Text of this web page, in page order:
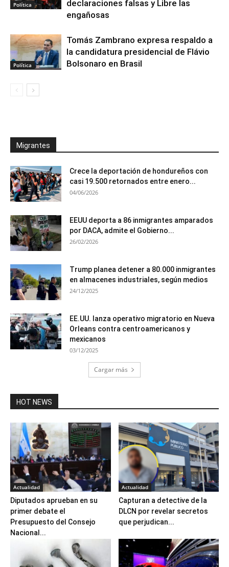
Política
declaraciones falsas y Libre las
engañosas
Política
Tomás Zambrano expresa respaldo a
la candidatura presidencial de Flávio
Bolsonaro en Brasil
Migrantes
Crece la deportación de hondureños con
casi 19.500 retornados entre enero...
04/06/2026
EEUU deporta a 86 inmigrantes amparados
por DACA, admite el Gobierno...
26/02/2026
Trump planea detener a 80.000 inmigrantes
en almacenes industriales, según medios
24/12/2025
EE.UU. lanza operativo migratorio en Nueva
Orleans contra centroamericanos y
mexicanos
03/12/2025
Cargar más
HOT NEWS
Actualidad
Diputados aprueban en su
primer debate el
Presupuesto del Consejo
Nacional...
Actualidad
Capturan a detective de la
DLCN por revelar secretos
que perjudican...